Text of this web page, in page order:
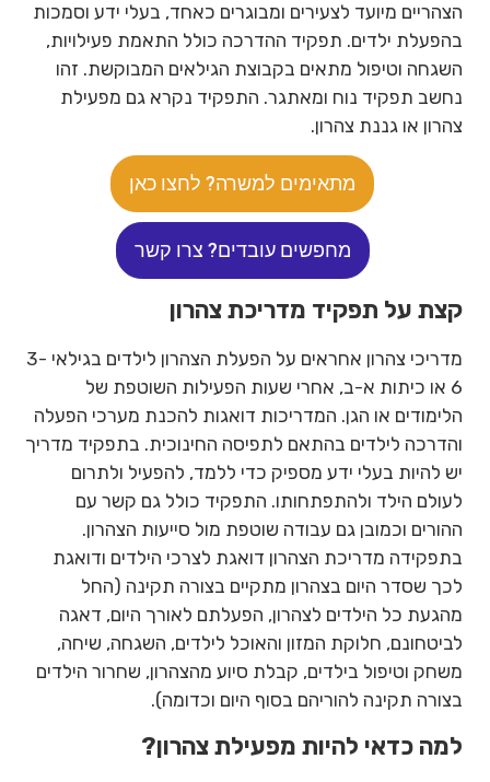
הצהריים מיועד לצעירים ומבוגרים כאחד, בעלי ידע וסמכות
בהפעלת ילדים. תפקיד ההדרכה כולל התאמת פעילויות,
השגחה וטיפול מתאים בקבוצת הגילאים המבוקשת. זהו
נחשב תפקיד נוח ומאתגר. התפקיד נקרא גם מפעילת
צהרון או גננת צהרון.
מתאימים למשרה? לחצו כאן
מחפשים עובדים? צרו קשר
קצת על תפקיד מדריכת צהרון
מדריכי צהרון אחראים על הפעלת הצהרון לילדים בגילאי 3-
6 או כיתות א-ב, אחרי שעות הפעילות השוטפת של
הלימודים או הגן. המדריכות דואגות להכנת מערכי הפעלה
והדרכה לילדים בהתאם לתפיסה החינוכית. בתפקיד מדריך
יש להיות בעלי ידע מספיק כדי ללמד, להפעיל ולתרום
לעולם הילד ולהתפתחותו. התפקיד כולל גם קשר עם
ההורים וכמובן גם עבודה שוטפת מול סייעות הצהרון.
בתפקידה מדריכת הצהרון דואגת לצרכי הילדים ודואגת
לכך שסדר היום בצהרון מתקיים בצורה תקינה (החל
מהגעת כל הילדים לצהרון, הפעלתם לאורך היום, דאגה
לביטחונם, חלוקת המזון והאוכל לילדים, השגחה, שיחה,
משחק וטיפול בילדים, קבלת סיוע מהצהרון, שחרור הילדים
בצורה תקינה להוריהם בסוף היום וכדומה).
למה כדאי להיות מפעילת צהרון?